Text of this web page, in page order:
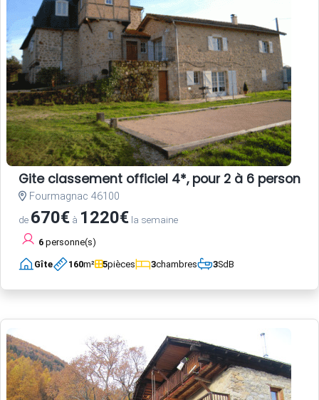
Gite classement officiel 4*, pour 2 à 6
Fourmagnac 46100
de 670€ à 1220€ la semaine
6 personne(s)
Gîte 160m² 5pièces 3chambres 3SdB